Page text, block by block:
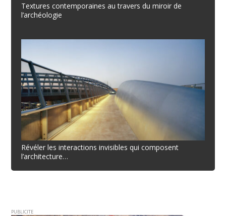
Textures contemporaines au travers du miroir de
l’archéologie
Révéler les interactions invisibles qui composent
l’architecture…
PUBLICITE